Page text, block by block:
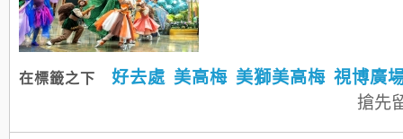
在標籤之下 好去處 美高梅 美獅美高梅 視博廣
搶先